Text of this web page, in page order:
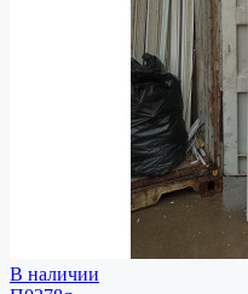
В наличии